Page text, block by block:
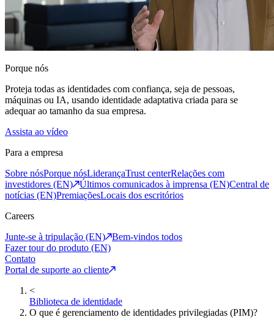
Porque nós
Proteja todas as identidades com confiança, seja de pessoas,
máquinas ou IA, usando identidade adaptativa criada para se
adequar ao tamanho da sua empresa.
Assista ao vídeo
Para a empresa
Sobre nósPorque nósLiderançaTrust centerRelações com
investidores (EN)
Últimos comunicados à imprensa (EN)Central de
notícias (EN)PremiaçõesLocais dos escritórios
Careers
Junte-se à tripulação (EN)
Bem-vindos todos
Fazer tour do produto (EN)
Contato
Portal de suporte ao cliente
<
Biblioteca de identidade
O que é gerenciamento de identidades privilegiadas (PIM)?